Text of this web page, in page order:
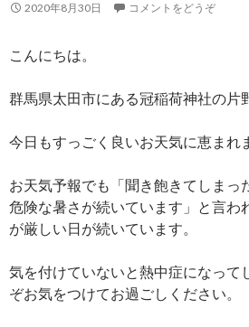
2020年8月30日 コメントをどうぞ
こんにちは。
群馬県太田市にある冠稲荷神社の片
今日もすっごく良いお天気に恵まれ
お天気予報でも「聞き飽きてしまっ
危険な暑さが続いています」と言わ
が厳しい日が続いています。
気を付けていないと熱中症になって
ぞお気をつけてお過ごしください。